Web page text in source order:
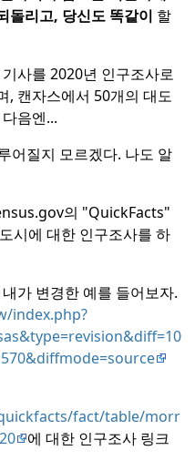
돌리고, 당신도 똑같이 할
사를 2020년 인구조사로
, 캔자스에서 50개의 대도
음엔...
어질지 모르겠다. 나도 알
의 "QuickFacts"
시에 대한 인구조사를 하
가 변경한 예를 들어보자.
index.php?
fact/table/morr
에 대한 인구조사 링크